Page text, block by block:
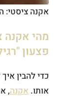
אקנה ציסטי:
מהי אקנה
פצעון
כדי להבין
אותו.אקנה,